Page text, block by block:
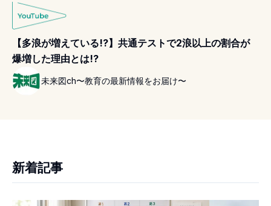
【多浪が増えている!?】共通テストで2浪以上の割合が
爆増した理由とは!?
未来図ch〜教育の最新情報をお届け〜
新着記事